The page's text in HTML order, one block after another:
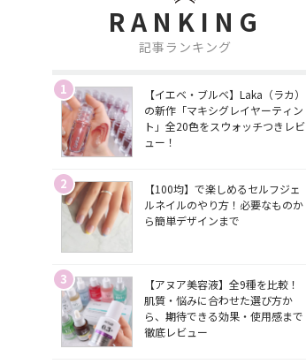
RANKING
記事ランキング
1
【イエベ・ブルベ】Laka（ラカ）
の新作「マキシグレイヤーティン
ト」全20色をスウォッチつきレビ
ュー！
2
【100均】で楽しめるセルフジェ
ルネイルのやり方！必要なものか
ら簡単デザインまで
3
【アヌア美容液】全9種を比較！
肌質・悩みに合わせた選び方か
ら、期待できる効果・使用感まで
徹底レビュー